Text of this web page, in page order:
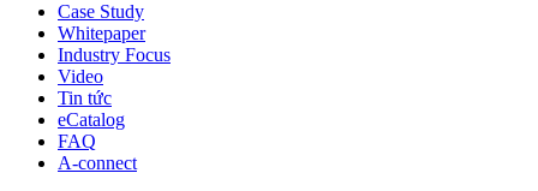
Case Study
Whitepaper
Industry Focus
Video
Tin tức
eCatalog
FAQ
A-connect